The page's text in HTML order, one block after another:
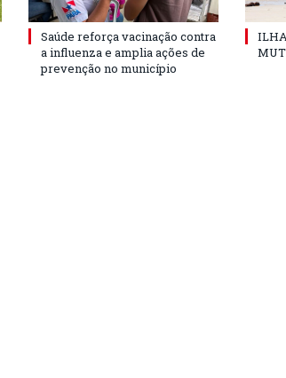
Saúde reforça vacinação contra
a influenza e amplia ações de
prevenção no município